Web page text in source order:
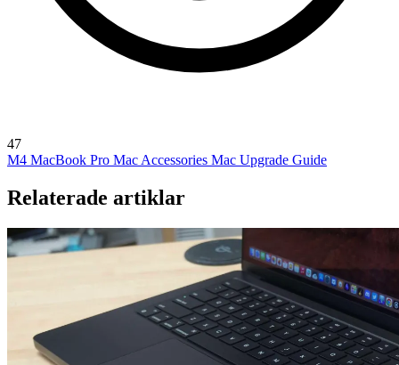
47
M4 MacBook Pro Mac Accessories Mac Upgrade Guide
Relaterade artiklar